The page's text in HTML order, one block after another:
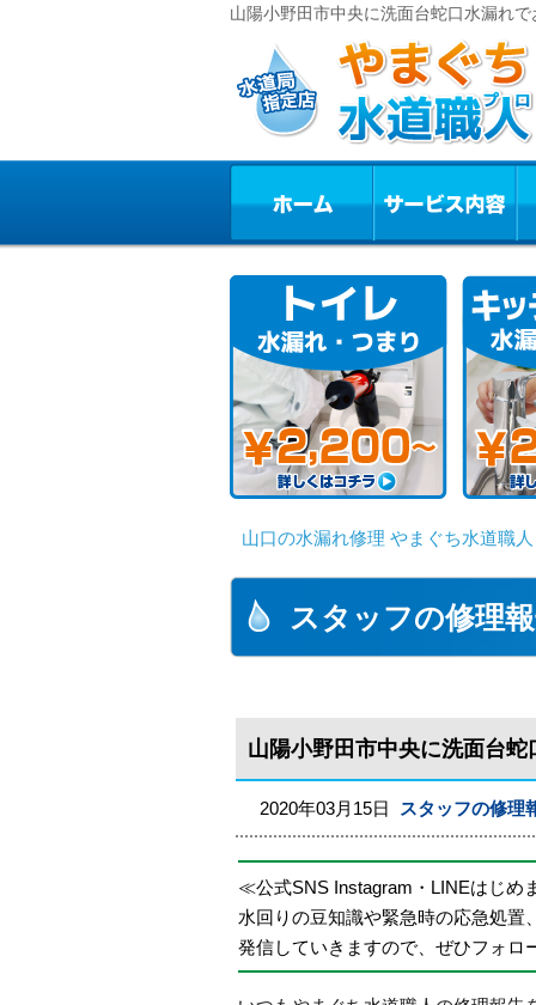
山陽小野田市中央に洗面台蛇口水漏れ
山口の水漏れ修理 やまぐち水道職人
スタッフの修理
山陽小野田市中央に洗面台
2020年03月15日 スタッフの修理
≪公式SNS Instagram・LINEはじめ
水回りの豆知識や緊急時の応急処
発信していきますので、ぜひフォロ